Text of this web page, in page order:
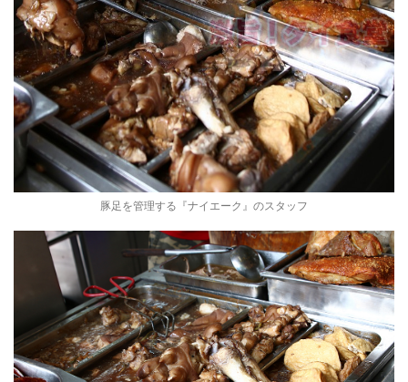
豚足を管理する『ナイエーク』のスタッフ